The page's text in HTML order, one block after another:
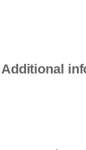
Additional